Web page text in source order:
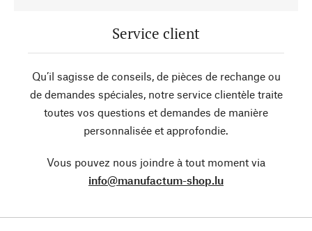
Service client
Qu’il sagisse de conseils, de pièces de rechange ou
de demandes spéciales, notre service clientèle traite
toutes vos questions et demandes de manière
personnalisée et approfondie.
Vous pouvez nous joindre à tout moment via
info@manufactum-shop.lu